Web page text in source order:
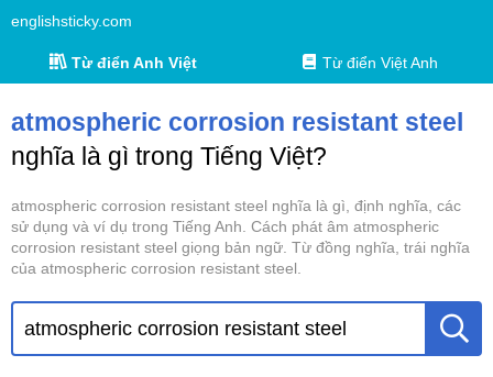
englishsticky.com
Từ điển Anh Việt Từ điển Việt Anh
atmospheric corrosion resistant steel
nghĩa là gì trong Tiếng Việt?
atmospheric corrosion resistant steel nghĩa là gì, định nghĩa, các
sử dụng và ví dụ trong Tiếng Anh. Cách phát âm atmospheric
corrosion resistant steel giọng bản ngữ. Từ đồng nghĩa, trái nghĩa
của atmospheric corrosion resistant steel.